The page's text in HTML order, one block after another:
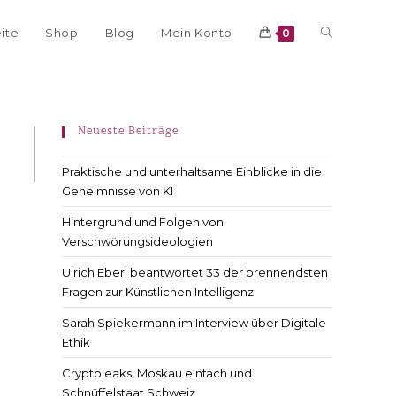
Shop Blog Mein Konto 0
Neueste Beiträge
Praktische und unterhaltsame Einblicke in die
Geheimnisse von KI
Hintergrund und Folgen von
Verschwörungsideologien
Ulrich Eberl beantwortet 33 der brennendsten
Fragen zur Künstlichen Intelligenz
Sarah Spiekermann im Interview über Digitale
Ethik
Cryptoleaks, Moskau einfach und
Schnüffelstaat Schweiz